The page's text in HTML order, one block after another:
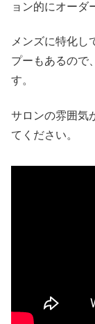
ョン的にオーダ
メンズに特化し
プーもあるので
す。
サロンの雰囲気
てください。